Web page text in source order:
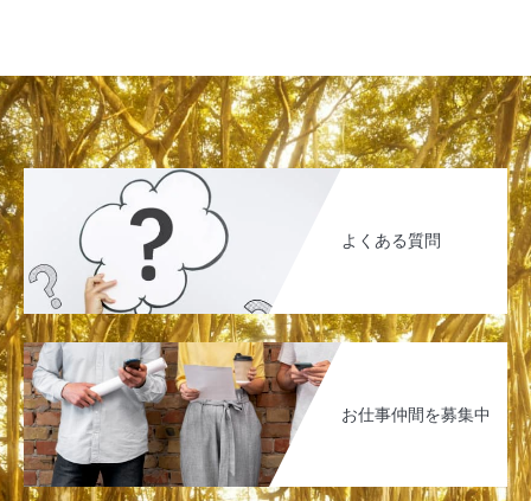
よくある質問
お仕事仲間を募集中